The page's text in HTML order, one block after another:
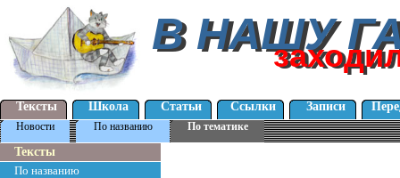
В НАШУ
В НАШУ
Тексты Школа Статьи Ссылки Записи
Новости По названию По тематике
Тексты
По названию